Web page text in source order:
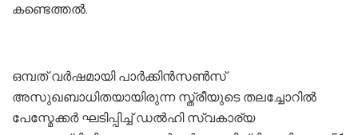
കണ്ടെത്തൽ.
ഒമ്പത് വര്‍ഷമായി പാര്‍ക്കിന്‍സണ്‍സ്
അസുഖബാധിതയായിരുന്ന സ്ത്രീയുടെ തലച്ചോറില്‍
പേസ്മേക്കര്‍ ഘടിപ്പിച്ച് ഡല്‍ഹി സ്വകാര്യ